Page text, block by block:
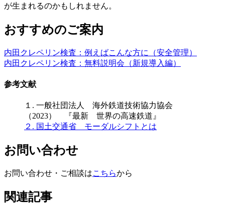
が生まれるのかもしれません。
おすすめのご案内
内田クレペリン検査：例えばこんな方に（安全管理）
内田クレペリン検査：無料説明会（新規導入編）
参考文献
１. 一般社団法人 海外鉄道技術協力協会
（2023） 『最新 世界の高速鉄道』
２. 国土交通省 モーダルシフトとは
お問い合わせ
お問い合わせ・ご相談はこちらから
関連記事